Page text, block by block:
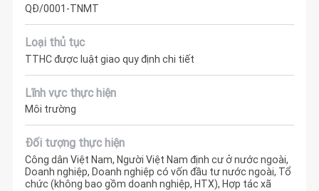
QĐ/0001-TNMT
Loại thủ tục
TTHC được luật giao quy định chi tiết
Lĩnh vực thực hiện
Môi trường
Đối tượng thực hiện
Công dân Việt Nam, Người Việt Nam định cư ở nước ngoài,
Doanh nghiệp, Doanh nghiệp có vốn đầu tư nước ngoài, Tổ
chức (không bao gồm doanh nghiệp, HTX), Hợp tác xã